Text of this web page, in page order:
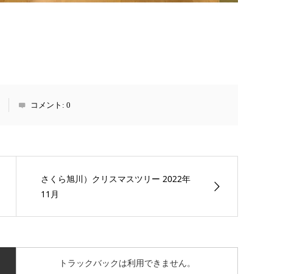
コメント: 0
さくら旭川）クリスマスツリー 2022年
11月
トラックバックは利用できません。